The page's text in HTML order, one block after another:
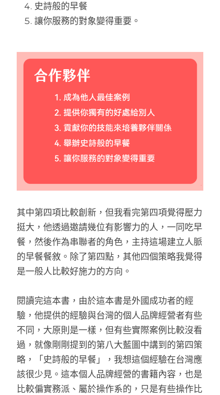
史詩般的早餐
讓你服務的對象變得重要。
其中第四項比較創新，但我看完第四項覺得壓力
挺大，他透過邀請幾位有影響力的人，一同吃早
餐，然後作為串聯者的角色，主持這場建立人脈
的早餐餐敘。除了第四點，其他四個策略我覺得
是一般人比較好施力的方向。
閱讀完這本書，由於這本書是外國成功者的經
驗，他提供的經驗與台灣的個人品牌經營者有些
不同，大原則是一樣，但有些實際案例比較沒看
過，就像剛剛提到的第八大藍圖中講到的第四策
略，「史詩般的早餐」，我想這個經驗在台灣應
該很少見。這本個人品牌經營的書籍內容，也是
比較偏實務派、屬於操作系的，只是有些操作比